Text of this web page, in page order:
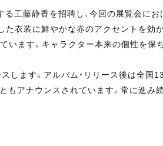
工藤静香を招聘し、今回の展覧会に
た衣装に鮮やかな赤のアクセントを
ます。キャラクター本来の個性を保
スします。アルバム・リリース後は全国
アナウンスされています。常に進み